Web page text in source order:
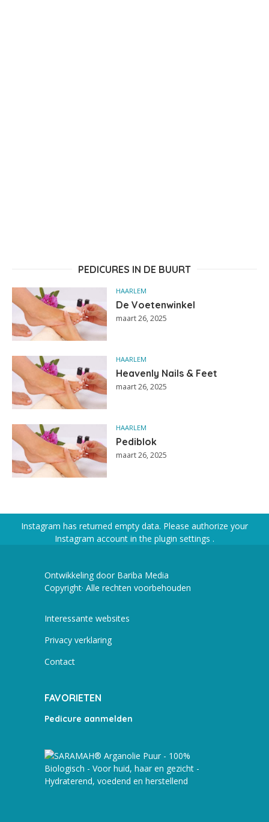
PEDICURES IN DE BUURT
HAARLEM
De Voetenwinkel
maart 26, 2025
HAARLEM
Heavenly Nails & Feet
maart 26, 2025
HAARLEM
Pediblok
maart 26, 2025
Instagram has returned empty data. Please authorize your
Instagram account in the plugin settings .
Ontwikkeling door Bariba Media
Copyright· Alle rechten voorbehouden
Interessante websites
Privacy verklaring
Contact
FAVORIETEN
Pedicure aanmelden